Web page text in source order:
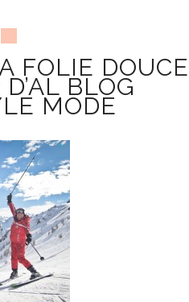
FOLIE DOUCE
D’AL BLOG
MODE